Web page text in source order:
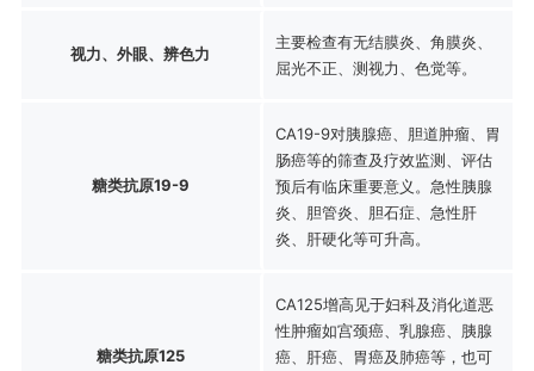
视力、外眼、辨色力
主要检查有无结膜炎、角膜炎、
屈光不正、测视力、色觉等。
糖类抗原19-9
CA19-9对胰腺癌、胆道肿瘤、胃
肠癌等的筛查及疗效监测、评估
预后有临床重要意义。急性胰腺
炎、胆管炎、胆石症、急性肝
炎、肝硬化等可升高。
糖类抗原125
CA125增高见于妇科及消化道恶
性肿瘤如宫颈癌、乳腺癌、胰腺
癌、肝癌、胃癌及肺癌等，也可